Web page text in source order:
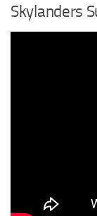
Skylanders